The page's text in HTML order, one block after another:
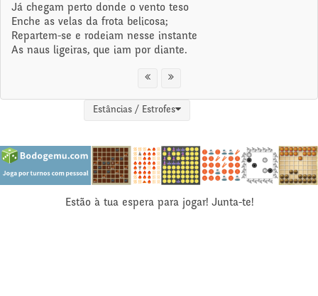
Já chegam perto donde o vento teso
Enche as velas da frota belicosa;
Repartem-se e rodeiam nesse instante
As naus ligeiras, que iam por diante.
Estâncias / Estrofes
Estão à tua espera para jogar! Junta-te!